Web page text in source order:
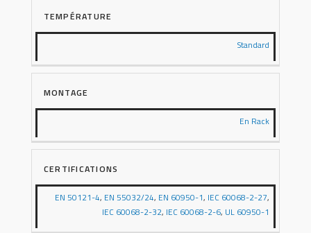
TEMPÉRATURE
Standard
MONTAGE
En Rack
CERTIFICATIONS
EN 50121-4, EN 55032/24, EN 60950-1, IEC 60068-2-27,
IEC 60068-2-32, IEC 60068-2-6, UL 60950-1